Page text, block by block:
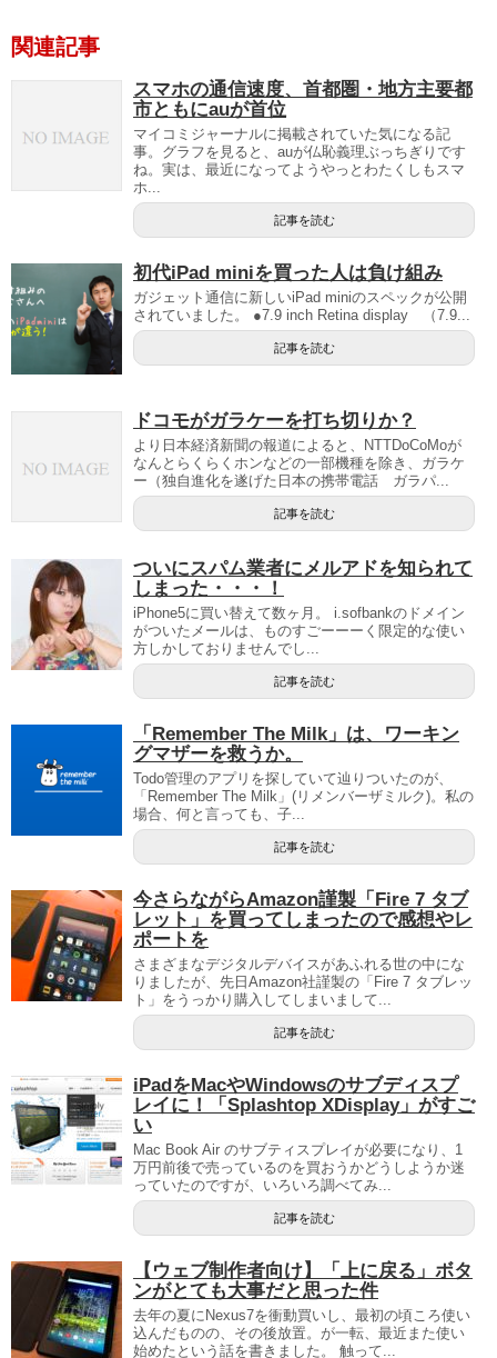
関連記事
スマホの通信速度、首都圏・地方主要都
市ともにauが首位
マイコミジャーナルに掲載されていた気になる記
事。グラフを見ると、auが仏恥義理ぶっちぎりです
ね。実は、最近になってようやっとわたくしもスマ
ホ...
記事を読む
初代iPad miniを買った人は負け組み
ガジェット通信に新しいiPad miniのスペックが公開
されていました。 ●7.9 inch Retina display （7.9...
記事を読む
ドコモがガラケーを打ち切りか？
より日本経済新聞の報道によると、NTTDoCoMoが
なんとらくらくホンなどの一部機種を除き、ガラケ
ー（独自進化を遂げた日本の携帯電話 ガラパ...
記事を読む
ついにスパム業者にメルアドを知られて
しまった・・・！
iPhone5に買い替えて数ヶ月。 i.sofbankのドメイン
がついたメールは、ものすごーーーく限定的な使い
方しかしておりませんでし...
記事を読む
「Remember The Milk」は、ワーキン
グマザーを救うか。
Todo管理のアプリを探していて辿りついたのが、
「Remember The Milk」(リメンバーザミルク)。私の
場合、何と言っても、子...
記事を読む
今さらながらAmazon謹製「Fire 7 タブ
レット」を買ってしまったので感想やレ
ポートを
さまざまなデジタルデバイスがあふれる世の中にな
りましたが、先日Amazon社謹製の「Fire 7 タブレッ
ト」をうっかり購入してしまいまして...
記事を読む
iPadをMacやWindowsのサブディスプ
レイに！「Splashtop XDisplay」がすご
い
Mac Book Air のサブティスプレイが必要になり、1
万円前後で売っているのを買おうかどうしようか迷
っていたのですが、いろいろ調べてみ...
記事を読む
【ウェブ制作者向け】「上に戻る」ボタ
ンがとても大事だと思った件
去年の夏にNexus7を衝動買いし、最初の頃ころ使い
込んだものの、その後放置。が一転、最近また使い
始めたという話を書きました。 触って...